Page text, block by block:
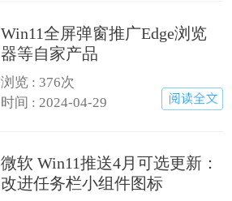
Win11全屏弹窗推广Edge浏览
器等自家产品
浏览 : 376次
时间 : 2024-04-29
微软 Win11推送4月可选更新：
改进任务栏小组件图标